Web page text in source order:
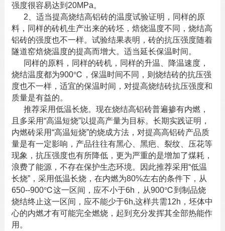
强度很容易达到20MPa。
2、适当提高烧结高铝砖的温度试验证明，同样的原
料，同样的砖机生产出来的砖坯，焙烧温度不同，烧结高
铝砖的强度也不一样。试验结果表明，砖的抗压强度随着
隧道窑焙烧温度的提高而增大。适当延长保温时间。
同样的原料，同样的砖机，同样的升温、降温速度，
烧结温度都为900℃，保温时间不同，则烧结砖的抗压强
度也不一样，适宜的保温时间，对提高烧结砖抗压强度和
质量是有益的。
推荐采用低温长烧。现在烧结高铝砖普遍掺有内燃，
且多采用“高温短烧”以提高产量为目标。长期实践证明，
内燃砖采用“高温短烧”的烧成方法，对提高高铝砖产品质
量是有一定影响，产品往往有黑心、黑疤、裂纹、压花等
现象，抗压强度也有所降低，更为严重的是增加了煤耗，
浪费了能源，不存在保护生态环境。因此推荐采用“低温
长烧”，采用低温长烧，在内燃为80%左右的条件下，从
650--900℃这一区间，应不小于6h，从900℃到制品烧
烧结终止这一区间，应不能少于6h,这样共需12h，坯体中
心的内燃才有可能完全燃烧，起到充分发挥其全部热能作
用。